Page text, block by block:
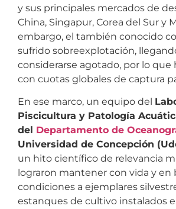
y sus principales mercados de
China, Singapur, Corea del Sur y
embargo, el también conocido
sufrido sobreexplotación,
considerarse agotado, por lo que
con cuotas globales de captura
En ese marco, un equipo del
Piscicultura y Patología
del Departamento de
Universidad de Concepción
un hito científico de relevancia
lograron mantener con vida y en
condiciones a ejemplares
estanques de cultivo instalados